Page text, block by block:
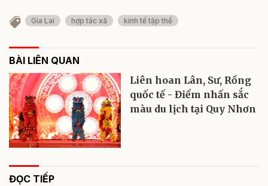
Gia Lai hợp tác xã kinh tế tập thể
BÀI LIÊN QUAN
Liên hoan Lân, Sư, Rồng
quốc tế - Điểm nhấn sắc
màu du lịch tại Quy Nhơn
ĐỌC TIẾP